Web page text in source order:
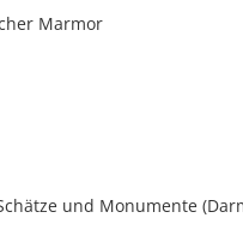
Marmor
und Monumente